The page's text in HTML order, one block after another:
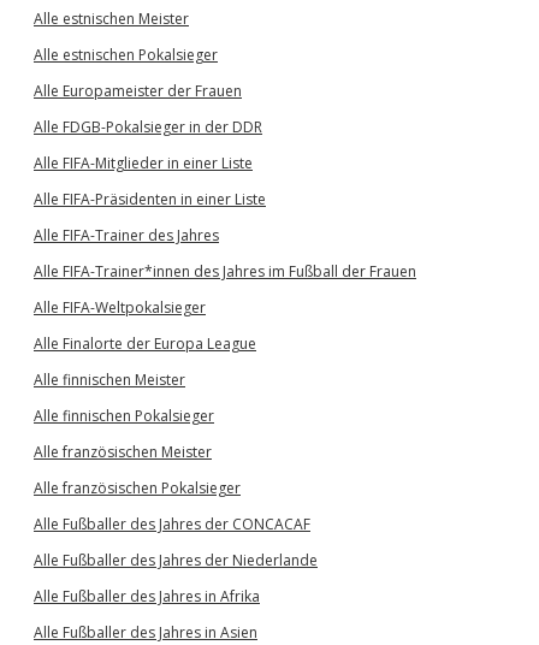
Alle estnischen Meister
Alle estnischen Pokalsieger
Alle Europameister der Frauen
Alle FDGB-Pokalsieger in der DDR
Alle FIFA-Mitglieder in einer Liste
Alle FIFA-Präsidenten in einer Liste
Alle FIFA-Trainer des Jahres
Alle FIFA-Trainer*innen des Jahres im Fußball der Frauen
Alle FIFA-Weltpokalsieger
Alle Finalorte der Europa League
Alle finnischen Meister
Alle finnischen Pokalsieger
Alle französischen Meister
Alle französischen Pokalsieger
Alle Fußballer des Jahres der CONCACAF
Alle Fußballer des Jahres der Niederlande
Alle Fußballer des Jahres in Afrika
Alle Fußballer des Jahres in Asien